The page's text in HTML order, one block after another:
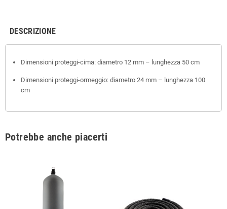
DESCRIZIONE
Dimensioni proteggi-cima: diametro 12 mm – lunghezza 50 cm
Dimensioni proteggi-ormeggio: diametro 24 mm – lunghezza 100
cm
Potrebbe anche piacerti